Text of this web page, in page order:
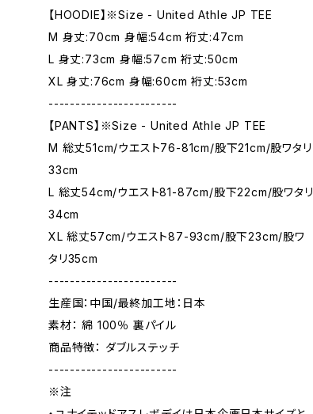
【HOODIE】※Size - United Athle JP TEE
M 身丈:70cm 身幅:54cm 裄丈:47cm
L 身丈:73cm 身幅:57cm 裄丈:50cm
XL 身丈:76cm 身幅:60cm 裄丈:53cm
------------------------
【PANTS】※Size - United Athle JP TEE
M 総丈51cm/ウエスト76-81cm/股下21cm/股ワタリ
33cm
L 総丈54cm/ウエスト81-87cm/股下22cm/股ワタリ
34cm
XL 総丈57cm/ウエスト87-93cm/股下23cm/股ワ
タリ35cm
------------------------
生産国：中国/最終加工地：日本
素材： 綿 100％ 裏パイル
商品特徴： ダブルステッチ
------------------------
※注